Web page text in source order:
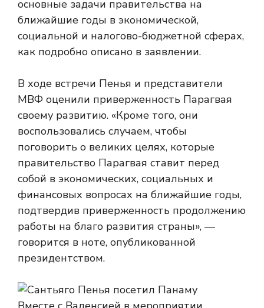
основные задачи правительства на
ближайшие годы в экономической,
социальной и налогово-бюджетной сферах,
как подробно описано в заявлении.
В ходе встречи Пенья и представители
МВФ оценили приверженность Парагвая
своему развитию. «Кроме того, они
воспользовались случаем, чтобы
поговорить о великих целях, которые
правительство Парагвая ставит перед
собой в экономических, социальных и
финансовых вопросах на ближайшие годы,
подтвердив приверженность продолжению
работы на благо развития страны», —
говорится в ноте, опубликованной
президентством.